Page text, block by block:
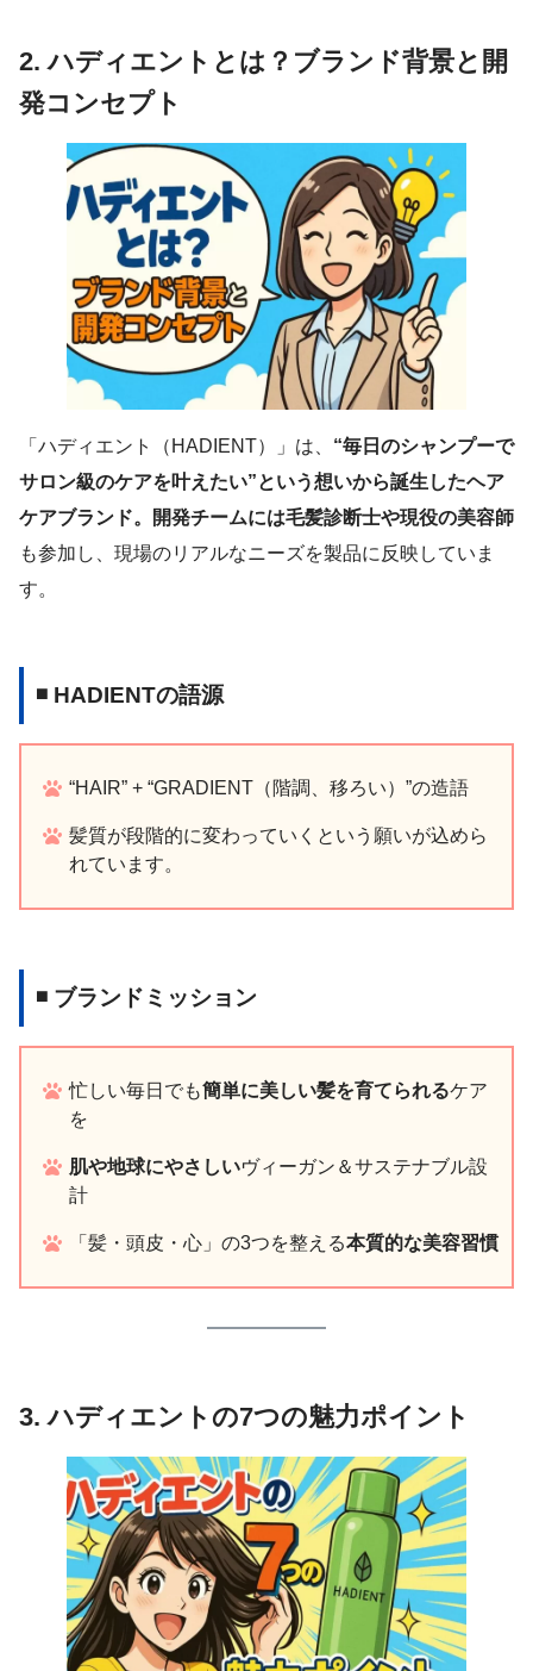
2. ハディエントとは？ブランド背景と開
発コンセプト
「ハディエント（HADIENT）」は、 “毎日のシャンプーで
サロン級のケアを叶えたい”という想いから誕生したヘア
ケアブランド。開発チームには毛髪診断士や現役の美容師
も参加し、現場のリアルなニーズを製品に反映していま
す。
◾ HADIENTの語源
“HAIR” + “GRADIENT（階調、移ろい）”の造語
髪質が段階的に変わっていくという願いが込めら
れています。
◾ ブランドミッション
忙しい毎日でも簡単に美しい髪を育てられるケア
を
肌や地球にやさしいヴィーガン＆サステナブル設
計
「髪・頭皮・心」の3つを整える本質的な美容習慣
3. ハディエントの7つの魅力ポイント